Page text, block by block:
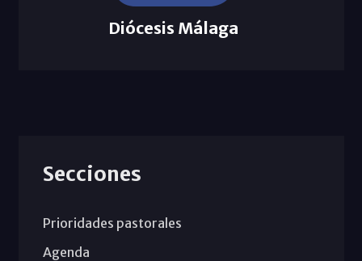
Diócesis Málaga
Secciones
Prioridades pastorales
Agenda